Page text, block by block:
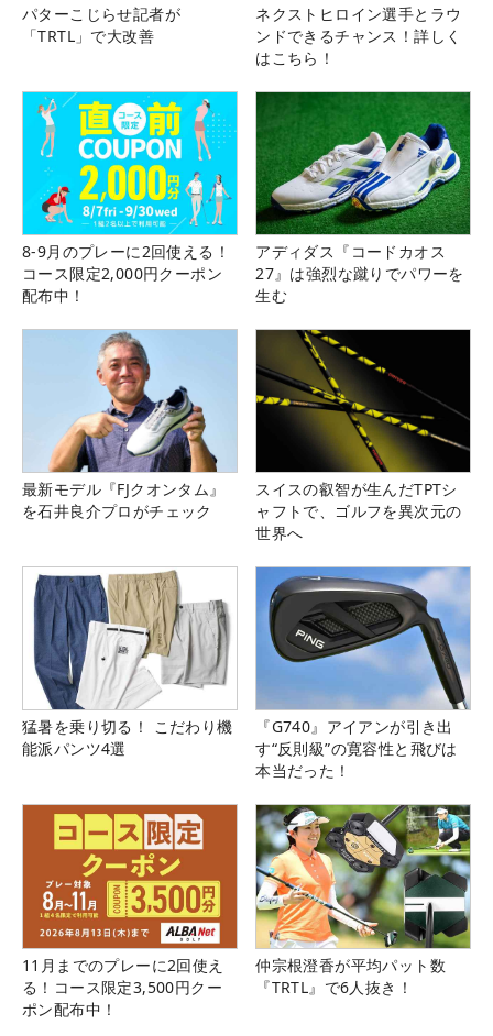
パターこじらせ記者が
「TRTL」で大改善
ネクストヒロイン選手とラウ
ンドできるチャンス！詳しく
はこちら！
8-9月のプレーに2回使える！
コース限定2,000円クーポン
配布中！
アディダス『コードカオス
27』は強烈な蹴りでパワーを
生む
最新モデル『FJクオンタム』
を石井良介プロがチェック
スイスの叡智が生んだTPTシ
ャフトで、ゴルフを異次元の
世界へ
猛暑を乗り切る！ こだわり機
能派パンツ4選
『G740』アイアンが引き出
す“反則級”の寛容性と飛びは
本当だった！
11月までのプレーに2回使え
る！コース限定3,500円クー
ポン配布中！
仲宗根澄香が平均パット数
『TRTL』で6人抜き！